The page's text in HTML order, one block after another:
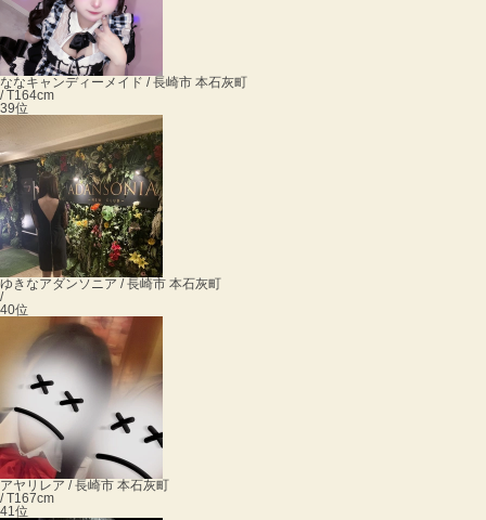
ななキャンディーメイド / 長崎市 本石灰町
/ T164cm
39位
ゆきなアダンソニア / 長崎市 本石灰町
/
40位
アヤ リレア / 長崎市 本石灰町
/ T167cm
41位